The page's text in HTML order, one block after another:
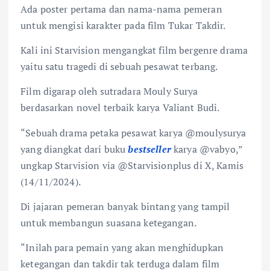
Ada poster pertama dan nama-nama pemeran
untuk mengisi karakter pada film Tukar Takdir.
Kali ini Starvision mengangkat film bergenre drama
yaitu satu tragedi di sebuah pesawat terbang.
Film digarap oleh sutradara Mouly Surya
berdasarkan novel terbaik karya Valiant Budi.
“Sebuah drama petaka pesawat karya @moulysurya
yang diangkat dari bukubestsellerkarya @vabyo,”
ungkap Starvision via @Starvisionplus di X, Kamis
(14/11/2024).
Di jajaran pemeran banyak bintang yang tampil
untuk membangun suasana ketegangan.
“Inilah para pemain yang akan menghidupkan
ketegangan dan takdir tak terduga dalam film